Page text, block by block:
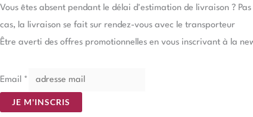
Vous êtes absent pendant le délai d'estimation de livraison ?
cas, la livraison se fait sur rendez-vous avec le transporteur
Être averti des offres promotionnelles en vous inscrivant à la
Email *
JE M'INSCRIS